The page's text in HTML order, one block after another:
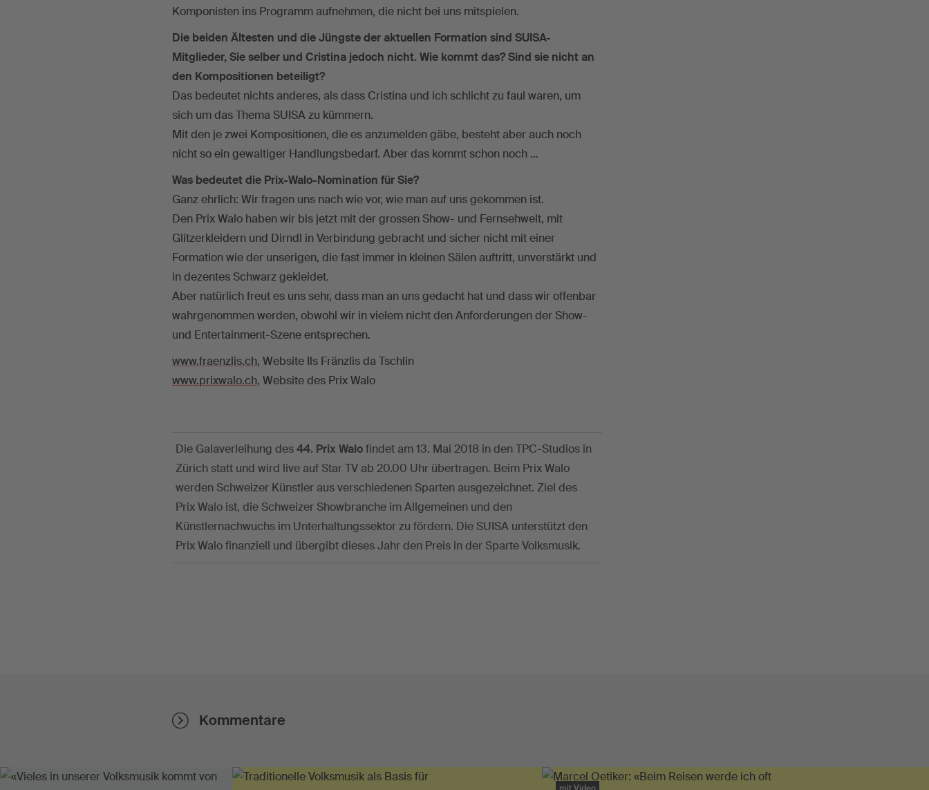
Komponisten ins Programm aufnehmen, die nicht bei uns mitspielen.
Die beiden Ältesten und die Jüngste der aktuellen Formation sind SUISA-
Mitglieder, Sie selber und Cristina jedoch nicht. Wie kommt das? Sind sie nicht an
den Kompositionen beteiligt?
Das bedeutet nichts anderes, als dass Cristina und ich schlicht zu faul waren, um
sich um das Thema SUISA zu kümmern.
Mit den je zwei Kompositionen, die es anzumelden gäbe, besteht aber auch noch
nicht so ein gewaltiger Handlungsbedarf. Aber das kommt schon noch …
Was bedeutet die Prix-Walo-Nomination für Sie?
Ganz ehrlich: Wir fragen uns nach wie vor, wie man auf uns gekommen ist.
Den Prix Walo haben wir bis jetzt mit der grossen Show- und Fernsehwelt, mit
Glitzerkleidern und Dirndl in Verbindung gebracht und sicher nicht mit einer
Formation wie der unserigen, die fast immer in kleinen Sälen auftritt, unverstärkt und
in dezentes Schwarz gekleidet.
Aber natürlich freut es uns sehr, dass man an uns gedacht hat und dass wir offenbar
wahrgenommen werden, obwohl wir in vielem nicht den Anforderungen der Show-
und Entertainment-Szene entsprechen.
www.fraenzlis.ch, Website Ils Fränzlis da Tschlin
www.prixwalo.ch, Website des Prix Walo
Die Galaverleihung des44. Prix Walofindet am 13. Mai 2018 in den TPC-Studios in
Zürich statt und wird live auf Star TV ab 20.00 Uhr übertragen. Beim Prix Walo
werden Schweizer Künstler aus verschiedenen Sparten ausgezeichnet. Ziel des
Prix Walo ist, die Schweizer Showbranche im Allgemeinen und den
Künstlernachwuchs im Unterhaltungssektor zu fördern. Die SUISA unterstützt den
Prix Walo finanziell und übergibt dieses Jahr den Preis in der Sparte Volksmusik.
Kommentare